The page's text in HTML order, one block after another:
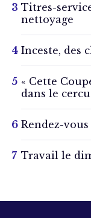
Titres-
nettoyage
Inceste, des
« Cette
dans le
Rendez-
Travail le